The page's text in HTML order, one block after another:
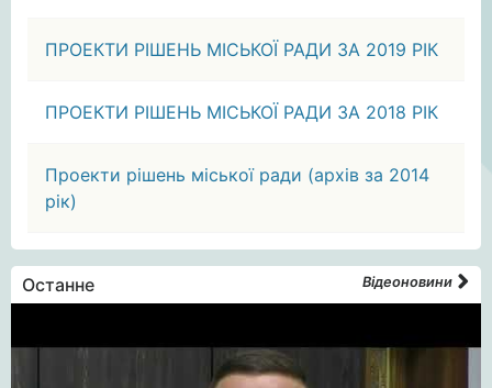
ПРОЕКТИ РІШЕНЬ МІСЬКОЇ РАДИ ЗА 2019 РІК
ПРОЕКТИ РІШЕНЬ МІСЬКОЇ РАДИ ЗА 2018 РІК
Проекти рішень міської ради (архів за 2014
рік)
Останне Відеоновини